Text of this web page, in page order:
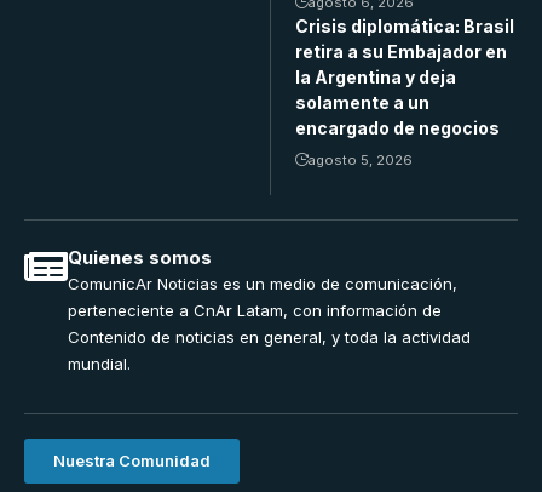
Crisis diplomática: Brasil
retira a su Embajador en
la Argentina y deja
solamente a un
encargado de negocios
agosto 5, 2026
Quienes somos
ComunicAr Noticias es un medio de comunicación,
perteneciente a CnAr Latam, con información de
Contenido de noticias en general, y toda la actividad
mundial.
Nuestra Comunidad